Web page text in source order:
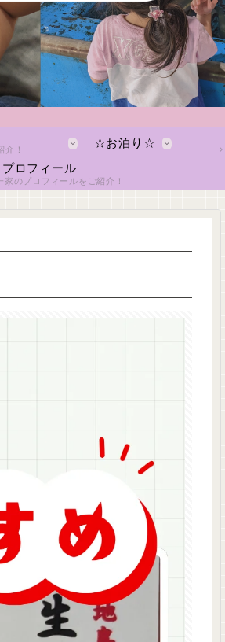
！ ☆お泊り☆
プロフィール
家のプロフィールをご紹介！